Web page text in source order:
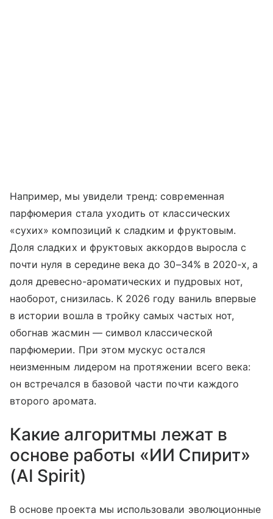
Например, мы увидели тренд: современная
парфюмерия стала уходить от классических
«сухих» композиций к сладким и фруктовым.
Доля сладких и фруктовых аккордов выросла с
почти нуля в середине века до 30–34% в 2020-х, а
доля древесно-ароматических и пудровых нот,
наоборот, снизилась. К 2026 году ваниль впервые
в истории вошла в тройку самых частых нот,
обогнав жасмин — символ классической
парфюмерии. При этом мускус остался
неизменным лидером на протяжении всего века:
он встречался в базовой части почти каждого
второго аромата.
Какие алгоритмы лежат в
основе работы «ИИ Спирит»
(AI Spirit)
В основе проекта мы использовали эволюционные